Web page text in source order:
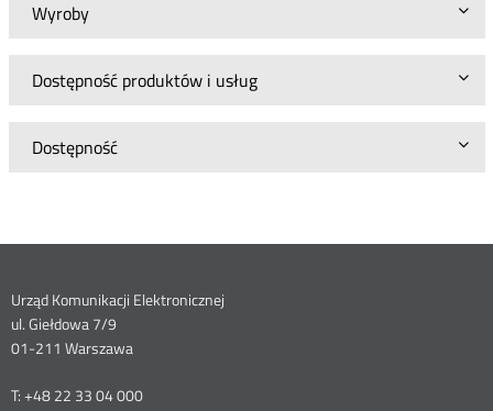
Wyroby
Dostępność produktów i usług
Dostępność
Dane
kontaktowe
Urząd Komunikacji Elektronicznej
ul. Giełdowa 7/9
01-211 Warszawa
T: +48 22 33 04 000